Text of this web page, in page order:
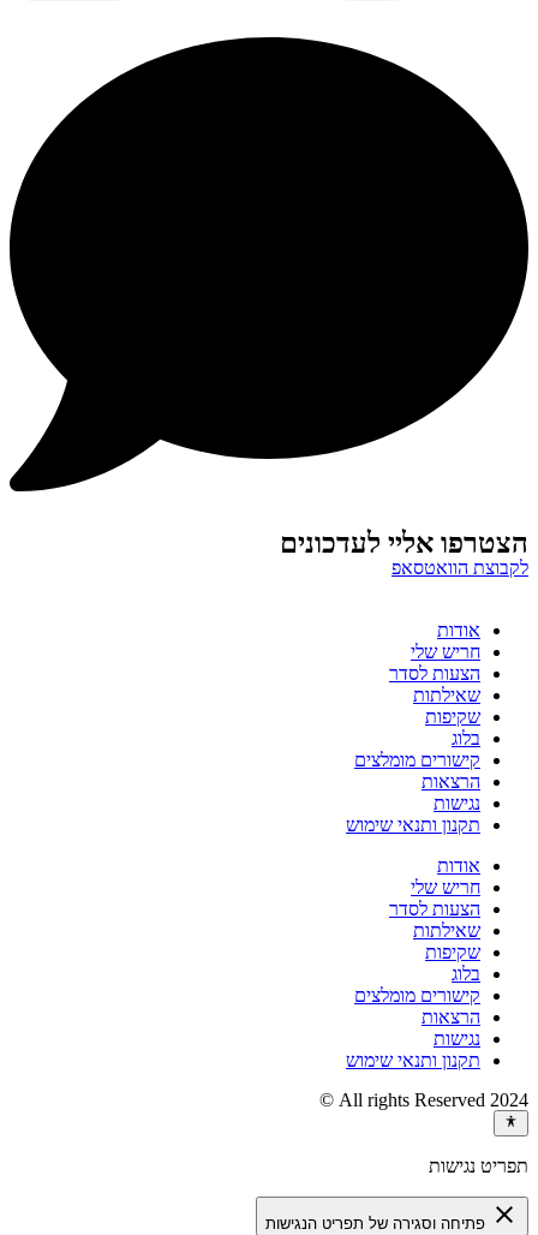
הצטרפו אליי לעדכונים
לקבוצת הוואטסאפ
אודות
חריש שלי
הצעות לסדר
שאילתות
שקיפות
בלוג
קישורים מומלצים
הרצאות
נגישות
תקנון ותנאי שימוש
אודות
חריש שלי
הצעות לסדר
שאילתות
שקיפות
בלוג
קישורים מומלצים
הרצאות
נגישות
תקנון ותנאי שימוש
2024 All rights Reserved ©
תפריט נגישות
close פתיחה וסגירה של תפריט הנגישות